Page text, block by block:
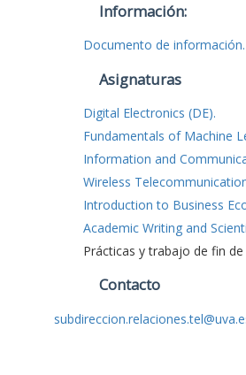
Información:
Documento de información.
Asignaturas
Digital Electronics (DE).
Fundamentals of Machine
Information and
Wireless
Introduction to Business
Academic Writing and
Prácticas y trabajo de fin
Contacto